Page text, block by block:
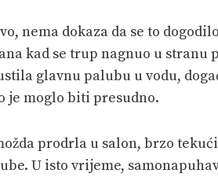
nema dokaza da se to
kad se trup nagnuo u stranu
glavnu palubu u vodu,
je moglo biti presudno.
prodrla u salon, brzo
U isto vrijeme,